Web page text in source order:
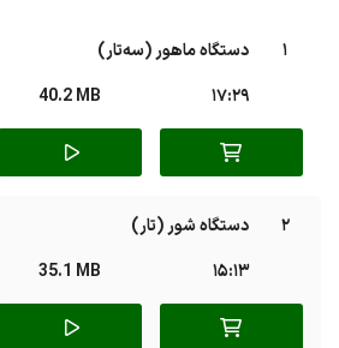
1
دستگاه ماهور (سه‌تار)
17:29
40.2 MB
2
دستگاه شور (تار)
15:13
35.1 MB